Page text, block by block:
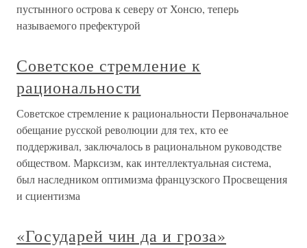
пустынного острова к северу от Хонсю, теперь
называемого префектурой
Советское стремление к
рациональности
Советское стремление к рациональности Первоначальное
обещание русской революции для тех, кто ее
поддерживал, заключалось в рациональном руководстве
обществом. Марксизм, как интеллектуальная система,
был наследником оптимизма французского Просвещения
и сциентизма
«Государей чин да и гроза»